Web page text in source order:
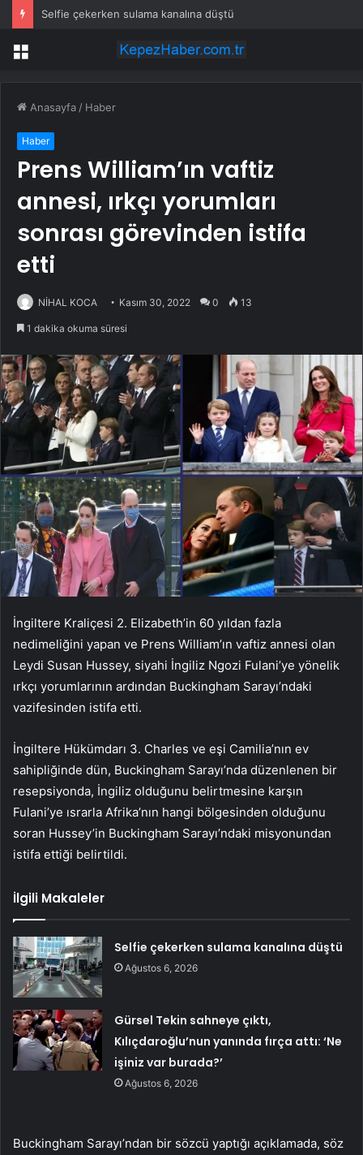
Selfie çekerken sulama kanalına düştü
Menü
Anasayfa / Haber
Haber
Prens William’ın vaftiz
annesi, ırkçı yorumları
sonrası görevinden istifa
etti
NİHAL KOCA Kasım 30, 2022 0 13
1 dakika okuma süresi
İngiltere Kraliçesi 2. Elizabeth’in 60 yıldan fazla
nedimeliğini yapan ve Prens William’ın vaftiz annesi olan
Leydi Susan Hussey, siyahi İngiliz Ngozi Fulani’ye yönelik
ırkçı yorumlarının ardından Buckingham Sarayı’ndaki
vazifesinden istifa etti.
İngiltere Hükümdarı 3. Charles ve eşi Camilia’nın ev
sahipliğinde dün, Buckingham Sarayı’nda düzenlenen bir
resepsiyonda, İngiliz olduğunu belirtmesine karşın
Fulani’ye ısrarla Afrika’nın hangi bölgesinden olduğunu
soran Hussey’in Buckingham Sarayı’ndaki misyonundan
istifa ettiği belirtildi.
İlgili Makaleler
Selfie çekerken sulama kanalına düştü
Ağustos 6, 2026
Gürsel Tekin sahneye çıktı,
Kılıçdaroğlu’nun yanında fırça attı: ‘Ne
işiniz var burada?’
Ağustos 6, 2026
Buckingham Sarayı’ndan bir sözcü yaptığı açıklamada, söz